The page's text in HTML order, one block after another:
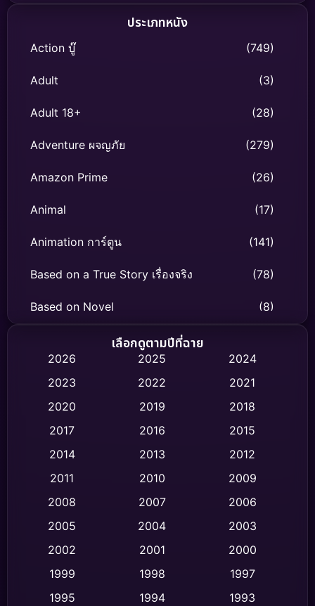
ประเภทหนัง
Action บู๊ (749)
Adult (3)
Adult 18+ (28)
Adventure ผจญภัย (279)
Amazon Prime (26)
Animal (17)
Animation การ์ตูน (141)
Based on a True Story เรื่องจริง (78)
Based on Novel (8)
Biography ชีวิตจริง
Classic หนังคลาสสิก (47)
Comedy ตลก (436)
Crime อาชญากรรม (513)
Cult Film
Dance เต้น (10)
เลือกดูตามปีที่ฉาย
2026 2025
2024
2023
2022
2021
2020
2019
2018
2017
2016
2015
2014
2013
2012
2011
2010
2009
2008
2007
2006
2005
2004
2003
2002
2001
2000
1999
1998
1997
1995
1994
1993